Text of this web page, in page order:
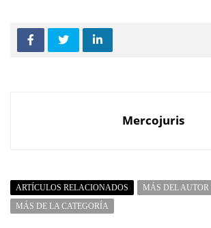
Mercojuris
ARTÍCULOS RELACIONADOS
MÁS DEL AUTOR
MÁS DE LA CATEGORÍA